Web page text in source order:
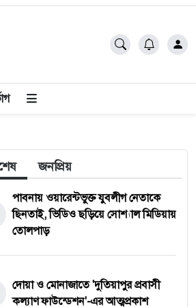
জনপ্রিয়
পাবনায় ওয়ারেন্টভুক্ত যুবলীগ নেতাকে
ছিনতাই, ভিডিও ছড়িয়ে সোশ্যাল মিডিয়ায়
তোলপাড়
দোয়া ও মোনাজাতে 'দুতিয়াপুর প্রবাসী
কল্যাণ ফাউন্ডেশন'-এর আত্মপ্রকাশ